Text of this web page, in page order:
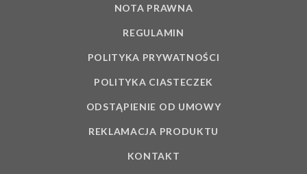
NOTA PRAWNA
REGULAMIN
POLITYKA PRYWATNOŚCI
POLITYKA CIASTECZEK
ODSTĄPIENIE OD UMOWY
REKLAMACJA PRODUKTU
KONTAKT